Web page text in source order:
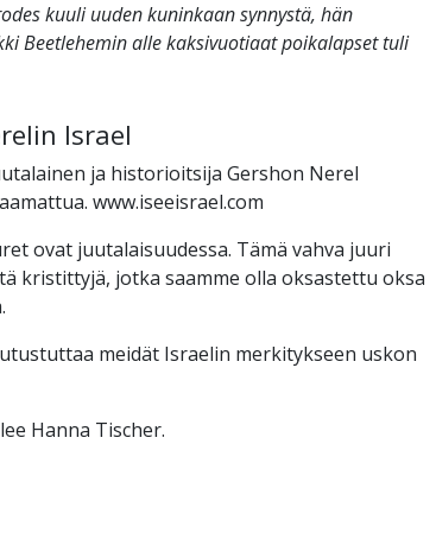
kuuli uuden kuninkaan synnystä, hän
Beetlehemin alle kaksivuotiaat poikalapset tuli
Israel
ja historioitsija Gershon Nerel
www.iseeisrael.com
ovat juutalaisuudessa. Tämä vahva juuri
kristittyjä, jotka saamme olla oksastettu oksa
meidät Israelin merkitykseen uskon
Hanna Tischer.